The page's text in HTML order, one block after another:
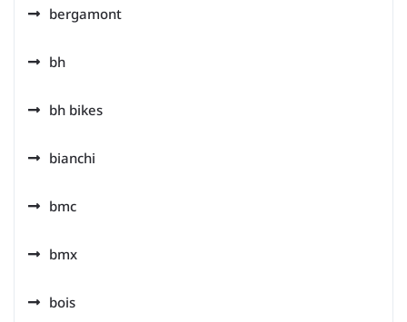
bergamont
bh
bh bikes
bianchi
bmc
bmx
bois